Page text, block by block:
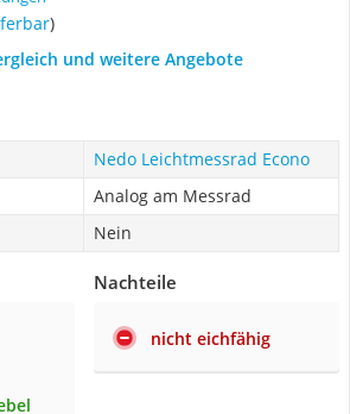
)
und weitere Angebote
Nedo Leichtmessrad Econo
Analog am Messrad
Nein
Nachteile
nicht eichfähig